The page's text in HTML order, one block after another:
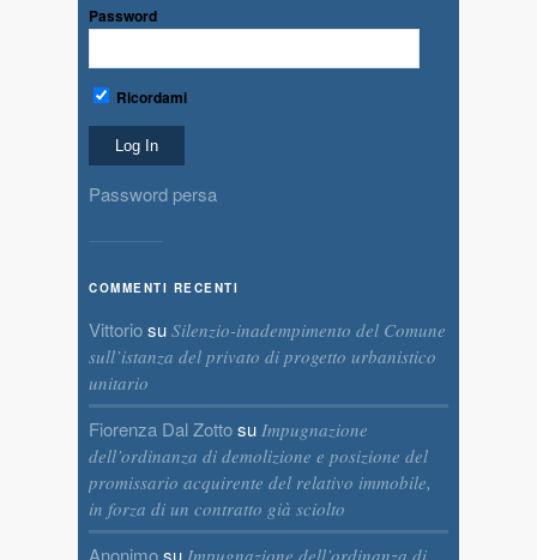
Password
Ricordami
Password persa
COMMENTI RECENTI
Vittoriosu Silenzio-inadempimento del Comune
sull’istanza del privato di progetto urbanistico
unitario
Fiorenza Dal Zottosu Impugnazione
dell’ordinanza di demolizione e posizione del
promissario acquirente del relativo immobile,
in forza di un contratto già sciolto